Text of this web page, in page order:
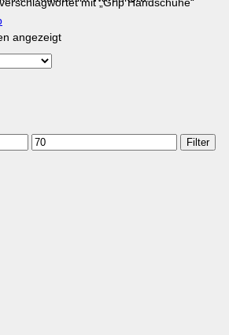
mit „Grip Handschuhe“
angezeigtNach
Max.
Preis
Filter